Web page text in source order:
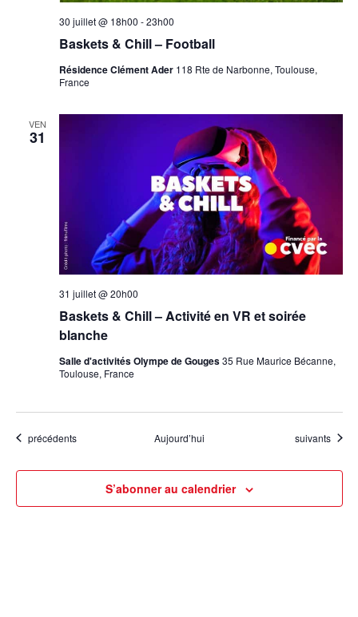
Baskets & Chill – Football
30 juillet @ 18h00 -23h00
Résidence Clément Ader 118 Rte de Narbonne, Toulouse,
France
VEN
31
Baskets & Chill – Activité en VR et soirée
blanche
31 juillet @ 20h00
Salle d'activités Olympe de Gouges35 Rue Maurice Bécanne,
Toulouse, France
Évènements
précédents Aujourd’hui Évènements
suivants
S’abonner au calendrier